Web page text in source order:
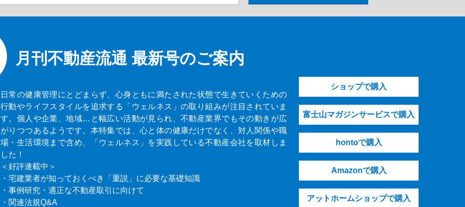
月刊不動産流通 最新号のご案内
日常の健康管理にとどまらず、心身ともに満たされた状態で生きていくための
行動やライフスタイルを追求する「ウェルネス」の取り組みが注目されていま
す。個人や企業、地域…と幅広い活動が見られ、不動産業界でもその動きが広
がりつつあるようです。本特集では、心と体の健康だけでなく、対人関係や職
場・生活環境まで含め、「ウェルネス」を実践している不動産会社を取材しま
した！
＜好評連載中＞
・宅建業者が知っておくべき「重説」に必要な基礎知識
・事例研究・適正な不動産取引に向けて
・関連法規Q&A
ショップで購入
富士山マガジンサービスで購入
hontoで購入
Amazonで購入
アットホームショップで購入